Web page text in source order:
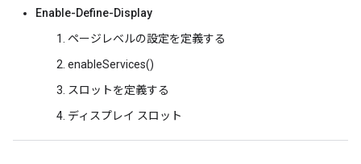
Enable-Define-Display
ページレベルの設定を定義する
enableServices()
スロットを定義する
ディスプレイ スロット